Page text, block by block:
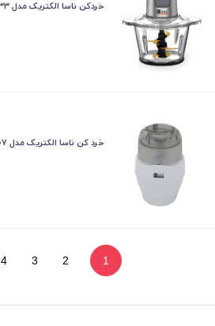
خردکن ناسا الکتریک مدل NS-1933
خرد کن ناسا الکتریک مدل NS-907
1
2
3
4